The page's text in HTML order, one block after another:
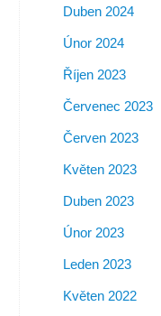
Duben 2024
Únor 2024
Říjen 2023
Červenec 2023
Červen 2023
Květen 2023
Duben 2023
Únor 2023
Leden 2023
Květen 2022